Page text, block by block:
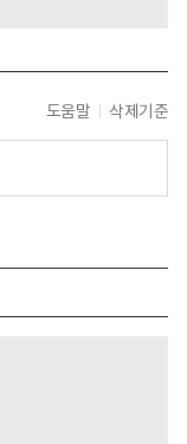
도움말 삭제기준